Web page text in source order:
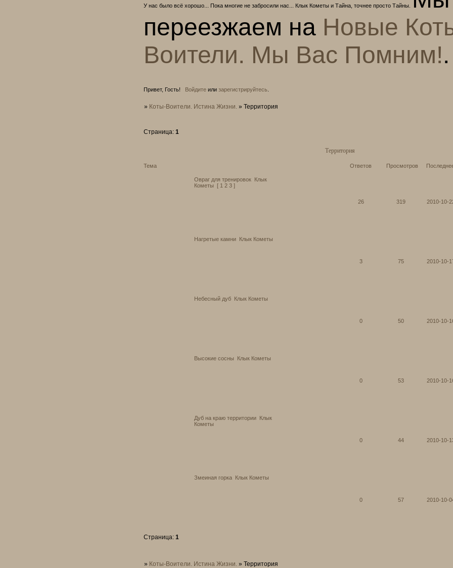
У нас было всё хорошо... Пока многие не забросили нас... Клык Кометы и Тайна, точнее просто Тайны.
переезжаем на Новые
Воители. Мы Вас Помним!.
Привет, Гость! Войдитеили зарегистрируйтесь
» Коты-Воители. Истина Жизни. »Территория
Территория
Страница:1
Тема Ответов Просмотров
Овраг для тренировок Клык
Кометы
[ 1 2 3 ]
26 319 2010-10-
Нагретые камни Клык Кометы
3 75 2010-10-
Небесный дуб Клык Кометы
0 50 2010-10-
Высокие сосны Клык Кометы
0 53 2010-10-
Дуб на краю территории Клык
Кометы
0 44 2010-10-
Змеиная горка Клык Кометы
0 57 2010-10-
Страница:1
» Коты-Воители. Истина Жизни. »Территория